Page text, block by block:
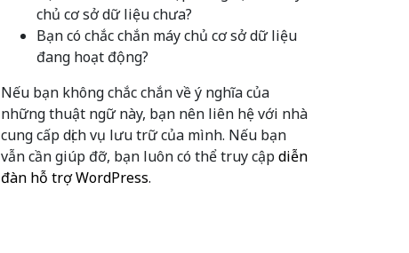
chủ cơ sở dữ liệu chưa?
Bạn có chắc chắn máy chủ cơ sở dữ liệu
đang hoạt động?
Nếu bạn không chắc chắn về ý nghĩa của
những thuật ngữ này, bạn nên liên hệ với nhà
cung cấp dịch vụ lưu trữ của mình. Nếu bạn
vẫn cần giúp đỡ, bạn luôn có thể truy cậpdiễn
đàn hỗ trợ WordPress.